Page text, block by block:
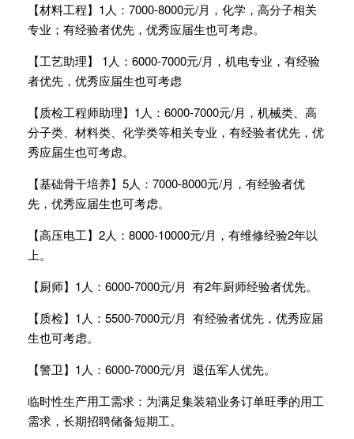
【材料工程】1人：7000-8000元/月，化学，高分子相关
专业；有经验者优先，优秀应届生也可考虑。
【工艺助理】 1人：6000-7000元/月，机电专业，有经验
者优先，优秀应届生也可考虑
【质检工程师助理】1人：6000-7000元/月，机械类、高
分子类、材料类、化学类等相关专业，有经验者优先，优
秀应届生也可考虑。
【基础骨干培养】5人：7000-8000元/月，有经验者优
先，优秀应届生也可考虑。
【高压电工】2人：8000-10000元/月，有维修经验2年以
上。
【厨师】1人：6000-7000元/月 有2年厨师经验者优先。
【质检】1人：5500-7000元/月 有经验者优先，优秀应届
生也可考虑。
【警卫】1人：6000-7000元/月 退伍军人优先。
临时性生产用工需求：为满足集装箱业务订单旺季的用工
需求，长期招聘储备短期工。